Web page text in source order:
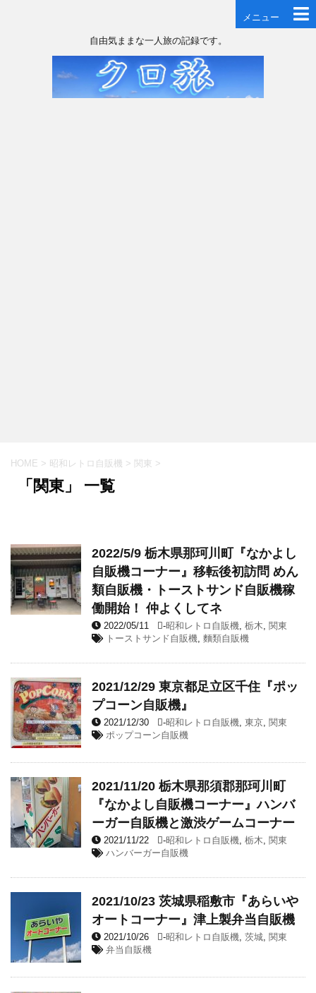
メニュー
自由気ままな一人旅の記録です。
HOME > 昭和レトロ自販機 > 関東 >
「関東」 一覧
2022/5/9 栃木県那珂川町『なかよし
自販機コーナー』移転後初訪問 めん
類自販機・トーストサンド自販機稼
働開始！ 仲よくしてネ
2022/05/11 -昭和レトロ自販機, 栃木, 関東
トーストサンド自販機, 麵類自販機
2021/12/29 東京都足立区千住『ポッ
プコーン自販機』
2021/12/30 -昭和レトロ自販機, 東京, 関東
ポップコーン自販機
2021/11/20 栃木県那須郡那珂川町
『なかよし自販機コーナー』ハンバ
ーガー自販機と激渋ゲームコーナー
2021/11/22 -昭和レトロ自販機, 栃木, 関東
ハンバーガー自販機
2021/10/23 茨城県稲敷市『あらいや
オートコーナー』津上製弁当自販機
2021/10/26 -昭和レトロ自販機, 茨城, 関東
弁当自販機